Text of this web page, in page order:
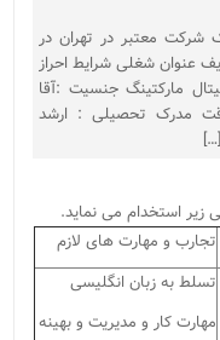
شرکت معتبر در تهران در
عنوان شغلی شرایط احراز
۱ کارشناس دیجیتال مارکتینگ جنسیت :آقا
وقت مدرک تحصیلی : ارشد
استخدام می نماید.
تجارب و مهارت های لازم
تسلط به زبان انگلیسی
مهارت کار و مدیریت و بهینه